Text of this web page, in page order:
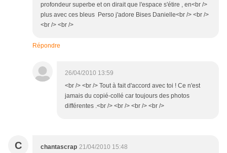
profondeur superbe et on dirait que l'espace s'étire , en<br />
plus avec ces bleus Perso j'adore Bises Danielle<br /> <br />
<br /> <br />
Répondre
26/04/2010 13:59
<br /> <br /> Tout à fait d'accord avec toi ! Ce n'est
jamais du copié-collé car toujours des photos
différentes .<br /> <br /> <br /> <br />
C chantascrap 21/04/2010 15:48